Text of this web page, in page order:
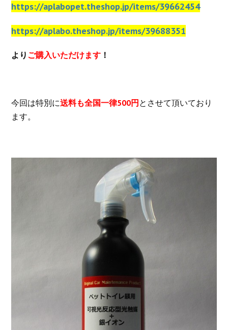
https://aplabopet.theshop.jp/items/39662454
https://aplabo.theshop.jp/items/39688351
より ご購入いただけます ！
今回は特別に送料も全国一律500円 とさせて頂いており
ます。